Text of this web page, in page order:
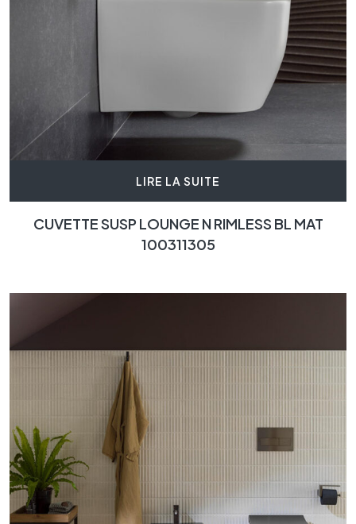
LIRE LA SUITE
CUVETTE SUSP LOUNGE N RIMLESS BL MAT
100311305